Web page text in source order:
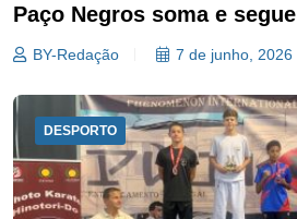
Paço Negros soma e segue
BY-Redação 7 de junho, 2026
DESPORTO